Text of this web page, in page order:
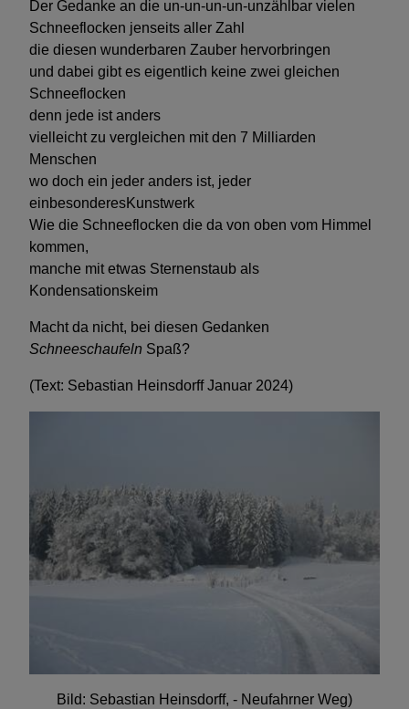
Der Gedanke an die un-un-un-un-unzählbar vielen
Schneeflocken jenseits aller Zahl
die diesen wunderbaren Zauber hervorbringen
und dabei gibt es eigentlich keine zwei gleichen
Schneeflocken
denn jede ist anders
vielleicht zu vergleichen mit den 7 Milliarden
Menschen
wo doch ein jeder anders ist, jeder
einbesonderesKunstwerk
Wie die Schneeflocken die da von oben vom Himmel
kommen,
manche mit etwas Sternenstaub als
Kondensationskeim
Macht da nicht, bei diesen Gedanken
Schneeschaufeln Spaß?
(Text: Sebastian Heinsdorff Januar 2024)
Bild: Sebastian Heinsdorff, - Neufahrner Weg)